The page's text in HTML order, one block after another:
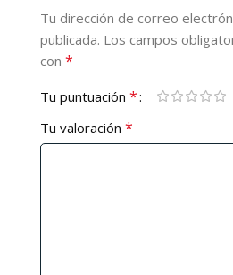
Tu dirección de correo
publicada. Los campos
con *
Tu puntuación *
Tu valoración *